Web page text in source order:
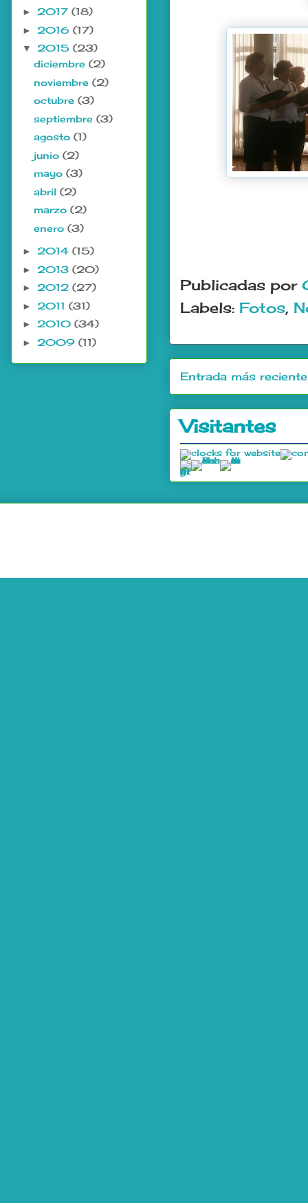
Publicadas por
Labels: Fotos,
Entrada más reciente
Visitantes
► 2017 (18)
► 2016 (17)
▼ 2015 (23)
diciembre (2)
noviembre (2)
octubre (3)
septiembre (3)
agosto (1)
junio (2)
mayo (3)
abril (2)
marzo (2)
enero (3)
► 2014 (15)
► 2013 (20)
► 2012 (27)
► 2011 (31)
► 2010 (34)
► 2009 (11)